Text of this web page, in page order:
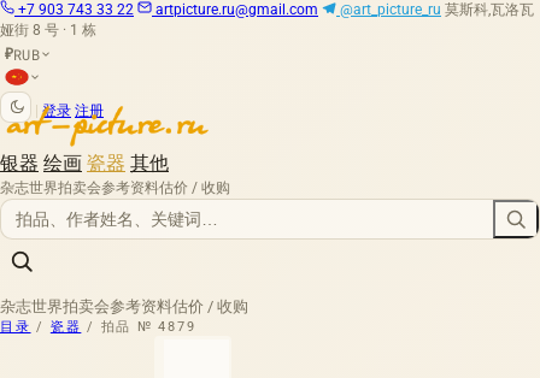
+7 903 743 33 22 artpicture.ru@gmail.com @art_picture_ru 莫斯科,瓦洛瓦
娅街 8 号 · 1 栋
₽RUB
登录 注册
银器 绘画 瓷器 其他
杂志世界拍卖会参考资料估价 / 收购
杂志世界拍卖会参考资料估价 / 收购
目录 / 瓷器 / 拍品 № 4879